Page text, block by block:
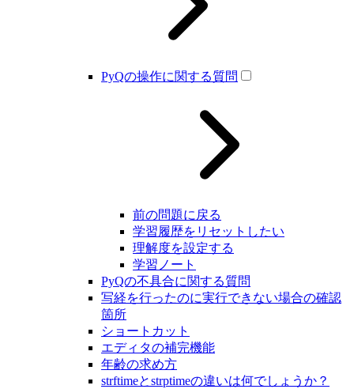
PyQの操作に関する質問
前の問題に戻る
学習履歴をリセットしたい
理解度を設定する
学習ノート
PyQの不具合に関する質問
写経を行ったのに実行できない場合の確認
箇所
ショートカット
エディタの補完機能
年齢の求め方
strftimeとstrptimeの違いは何でしょうか？